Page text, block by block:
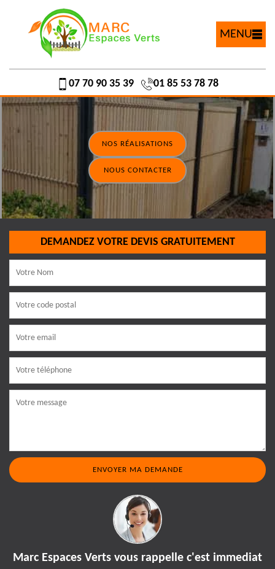
MENU
07 70 90 35 39 01 85 53 78 78
NOS RÉALISATIONS
NOUS CONTACTER
DEMANDEZ VOTRE DEVIS GRATUITEMENT
Marc Espaces Verts vous rappelle c'est immediat